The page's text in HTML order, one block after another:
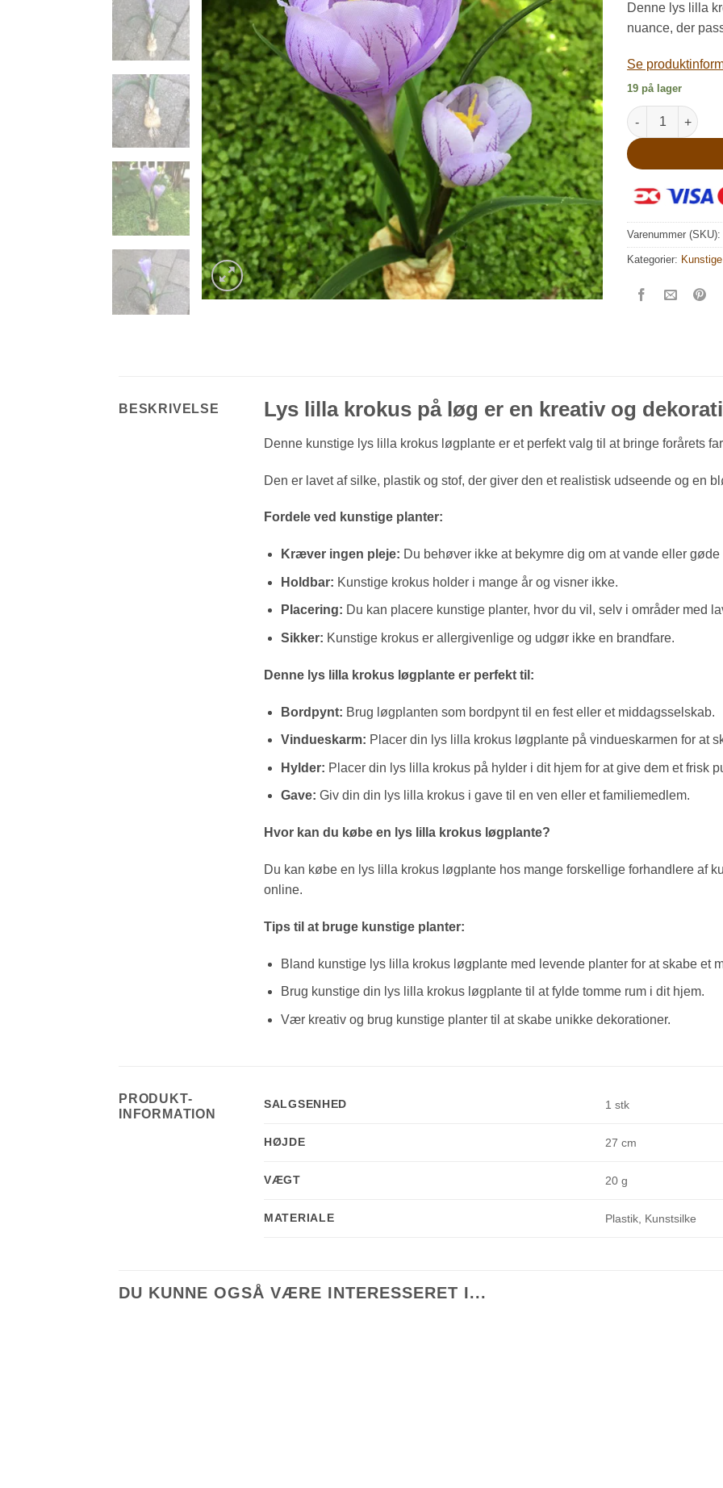
Denne lys lilla
nuance, der
Se
19 på lager
Lys lilla krokus
Varenummer (SKU):
Kategorier:
BESKRIVELSE Lys lilla krokus på løg er en kreativ og
Denne kunstige lys lilla krokus løgplante er et perfekt valg til at bringe forårets
Den er lavet af silke, plastik og stof, der giver den et realistisk udseende og en
Fordele ved kunstige planter:
Kræver ingen pleje: Du behøver ikke at bekymre dig om at vande eller gøde
Holdbar: Kunstige krokus holder i mange år og visner ikke.
Placering: Du kan placere kunstige planter, hvor du vil, selv i områder med
Sikker: Kunstige krokus er allergivenlige og udgør ikke en brandfare.
Denne lys lilla krokus løgplante er perfekt til:
Bordpynt: Brug løgplanten som bordpynt til en fest eller et middagsselskab.
Vindueskarm: Placer din lys lilla krokus løgplante på vindueskarmen for at
Hylder: Placer din lys lilla krokus på hylder i dit hjem for at give dem et frisk
Gave: Giv din din lys lilla krokus i gave til en ven eller et familiemedlem.
Hvor kan du købe en lys lilla krokus løgplante?
Du kan købe en lys lilla krokus løgplante hos mange forskellige forhandlere af
online.
Tips til at bruge kunstige planter:
Bland kunstige lys lilla krokus løgplante med levende planter for at skabe et
Brug kunstige din lys lilla krokus løgplante til at fylde tomme rum i dit hjem.
Vær kreativ og brug kunstige planter til at skabe unikke dekorationer.
PRODUKT-
INFORMATION
SALGSENHED 1 stk
HØJDE 27 cm
VÆGT 20 g
MATERIALE Plastik, Kunstsilke
DU KUNNE OGSÅ VÆRE INTERESSERET I...